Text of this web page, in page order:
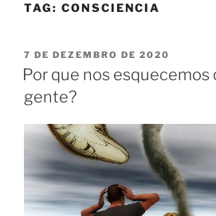
TAG: CONSCIENCIA
7 DE DEZEMBRO DE 2020
Por que nos esquecemos
gente?